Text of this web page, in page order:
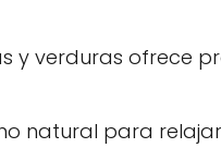
y verduras ofrece
natural para